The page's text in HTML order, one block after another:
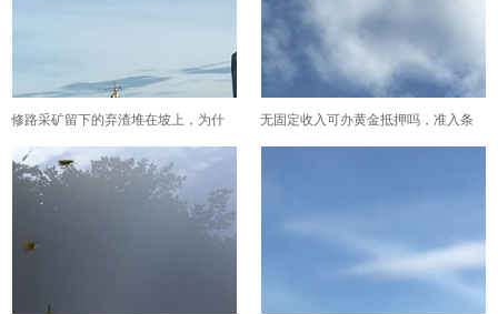
修路采矿留下的弃渣堆在坡上，为什
么会变成泥石流的"弹药库"？
无固定收入可办黄金抵押吗，准入条
件与辅助证明知识解答